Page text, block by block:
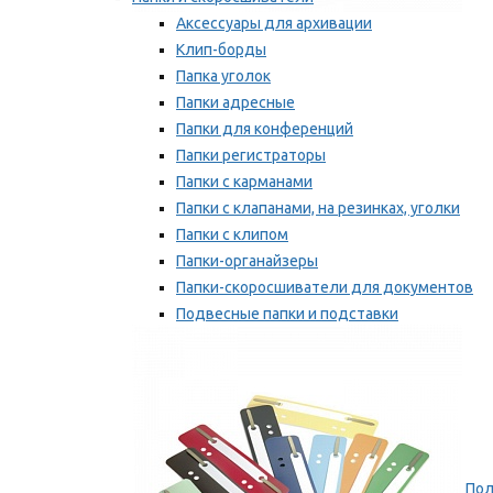
Аксессуары для архивации
Клип-борды
Папка уголок
Папки адресные
Папки для конференций
Папки регистраторы
Папки с карманами
Папки с клапанами, на резинках, уголки
Папки с клипом
Папки-органайзеры
Папки-скоросшиватели для документов
Подвесные папки и подставки